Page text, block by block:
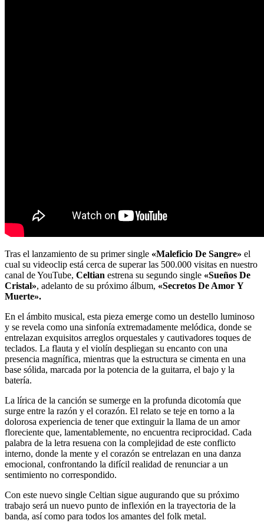
Tras el lanzamiento de su primer single «Maleficio De Sangre» el
cual su videoclip está cerca de superar las 500.000 visitas en nuestro
canal de YouTube, Celtian estrena su segundo single «Sueños De
Cristal», adelanto de su próximo álbum, «Secretos De Amor Y
Muerte».
En el ámbito musical, esta pieza emerge como un destello luminoso
y se revela como una sinfonía extremadamente melódica, donde se
entrelazan exquisitos arreglos orquestales y cautivadores toques de
teclados. La flauta y el violín despliegan su encanto con una
presencia magnífica, mientras que la estructura se cimenta en una
base sólida, marcada por la potencia de la guitarra, el bajo y la
batería.
La lírica de la canción se sumerge en la profunda dicotomía que
surge entre la razón y el corazón. El relato se teje en torno a la
dolorosa experiencia de tener que extinguir la llama de un amor
floreciente que, lamentablemente, no encuentra reciprocidad. Cada
palabra de la letra resuena con la complejidad de este conflicto
interno, donde la mente y el corazón se entrelazan en una danza
emocional, confrontando la difícil realidad de renunciar a un
sentimiento no correspondido.
Con este nuevo single Celtian sigue augurando que su próximo
trabajo será un nuevo punto de inflexión en la trayectoria de la
banda, así como para todos los amantes del folk metal.